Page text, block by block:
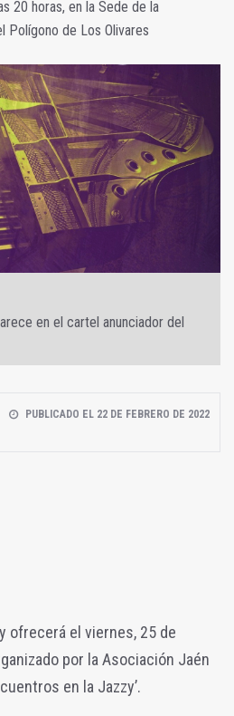
20 horas, en la Sede de la
Polígono de Los Olivares
en el cartel anunciador del
PUBLICADO EL 22 DE FEBRERO DE 2022
ofrecerá el viernes, 25 de
por la Asociación Jaén
en la Jazzy’.